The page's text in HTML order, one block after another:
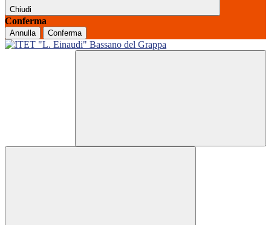
Chiudi
Conferma
Annulla Conferma